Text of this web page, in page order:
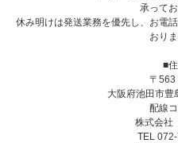
承ってお
休み明けは発送業務を優先し、お電
おりま
■
〒563
大阪府池田市豊
配線
株式会
TEL